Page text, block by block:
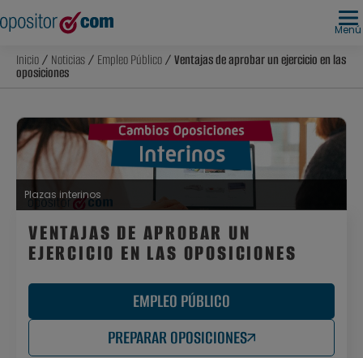
Menú
Inicio/ Noticias/ Empleo Público/ Ventajas de aprobar un ejercicio en las
oposiciones
Plazas interinos
VENTAJAS DE APROBAR UN
EJERCICIO EN LAS OPOSICIONES
EMPLEO PÚBLICO
PREPARAR OPOSICIONES